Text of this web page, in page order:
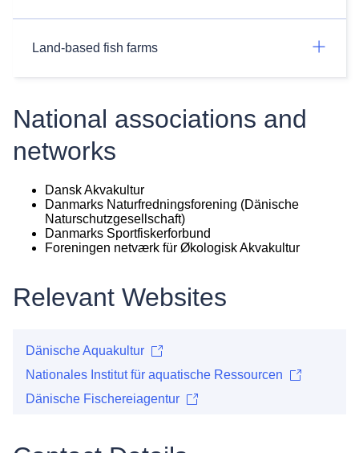
Land-based fish farms
National associations and
networks
Dansk Akvakultur
Danmarks Naturfredningsforening (Dänische
Naturschutzgesellschaft)
Danmarks Sportfiskerforbund
Foreningen netværk für Økologisk Akvakultur
Relevant Websites
Dänische Aquakultur
Nationales Institut für aquatische Ressourcen
Dänische Fischereiagentur